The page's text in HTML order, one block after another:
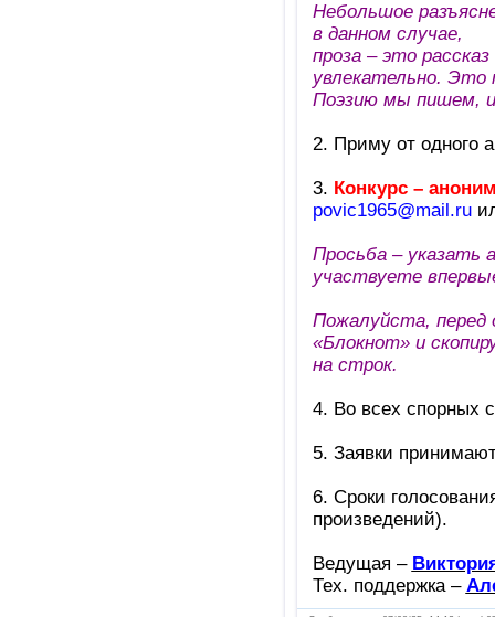
Небольшое
в данном случае,
проза – это
увлекательно.
Поэзию мы пишем,
2. Приму от одного
3. Конкурс –
povic1965@mail.ru
Просьба – указать
участвуете
Пожалуйста, перед
«Блокнот» и
на строк.
4. Во всех спорных
5. Заявки
6. Сроки
произведений).
Ведущая –
Тех. поддержка –